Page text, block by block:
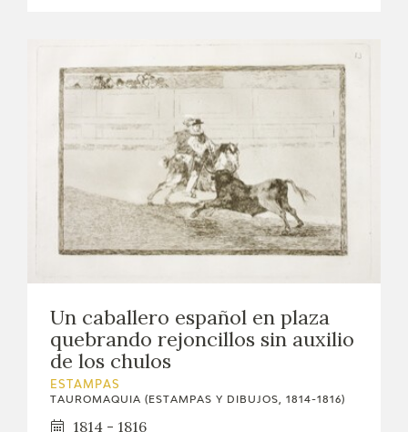
Un caballero español en plaza
quebrando rejoncillos sin auxilio
de los chulos
ESTAMPAS
TAUROMAQUIA (ESTAMPAS Y DIBUJOS, 1814-1816)
1814 - 1816